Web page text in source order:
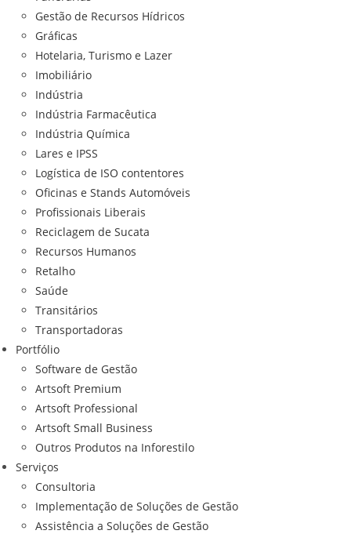
Gestão de Recursos Hídricos
Gráficas
Hotelaria, Turismo e Lazer
Imobiliário
Indústria
Indústria Farmacêutica
Indústria Química
Lares e IPSS
Logística de ISO contentores
Oficinas e Stands Automóveis
Profissionais Liberais
Reciclagem de Sucata
Recursos Humanos
Retalho
Saúde
Transitários
Transportadoras
Portfólio
Software de Gestão
Artsoft Premium
Artsoft Professional
Artsoft Small Business
Outros Produtos na Inforestilo
Serviços
Consultoria
Implementação de Soluções de Gestão
Assistência a Soluções de Gestão